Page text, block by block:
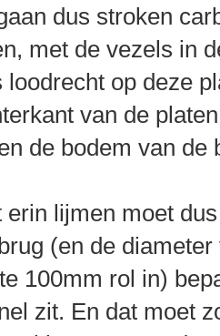
dus stroken
met de vezels in
loodrecht op deze
van de
de bodem van de
erin lijmen moet
(en de
100mm rol in)
zit. En dat moet